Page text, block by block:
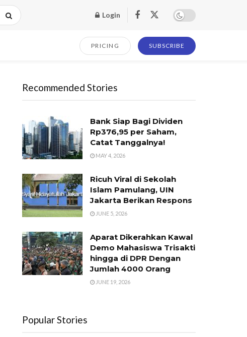
Login
PRICING SUBSCRIBE
Recommended Stories
Bank Siap Bagi Dividen
Rp376,95 per Saham,
Catat Tanggalnya!
MAY 4, 2026
Ricuh Viral di Sekolah
Islam Pamulang, UIN
Jakarta Berikan Respons
JUNE 5, 2026
Aparat Dikerahkan Kawal
Demo Mahasiswa Trisakti
hingga di DPR Dengan
Jumlah 4000 Orang
JUNE 19, 2026
Popular Stories